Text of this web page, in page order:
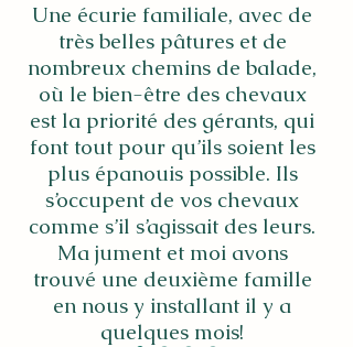
Une écurie familiale, avec de
très belles pâtures et de
nombreux chemins de balade,
où le bien-être des chevaux
est la priorité des gérants, qui
font tout pour qu’ils soient les
plus épanouis possible. Ils
s’occupent de vos chevaux
comme s’il s’agissait des leurs.
Ma jument et moi avons
trouvé une deuxième famille
en nous y installant il y a
quelques mois!